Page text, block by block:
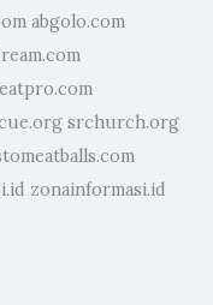
abgolo.com
srchurch.org
zonainformasi.id